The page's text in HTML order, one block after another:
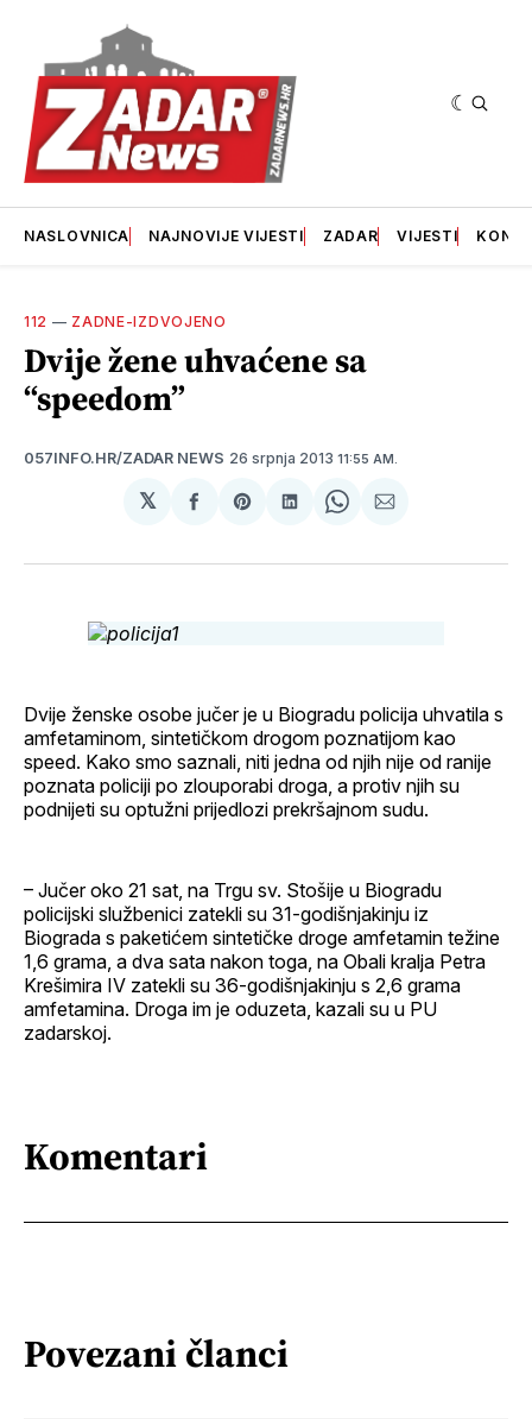
NASLOVNICA NAJNOVIJE VIJESTI ZADAR VIJESTI
112 — ZADNE-IZDVOJENO
Dvije žene uhvaćene sa
“speedom”
057INFO.HR/ZADAR NEWS 26 srpnja 2013 11:55 AM.
𝕏
podijeliSharepodijeliSharepodijeli
Dvije ženske osobe jučer je u Biogradu policija uhvatila s
amfetaminom, sintetičkom drogom poznatijom kao
speed. Kako smo saznali, niti jedna od njih nije od ranije
poznata policiji po zlouporabi droga, a protiv njih su
podnijeti su optužni prijedlozi prekršajnom sudu.
– Jučer oko 21 sat, na Trgu sv. Stošije u Biogradu
policijski službenici zatekli su 31-godišnjakinju iz
Biograda s paketićem sintetičke droge amfetamin težine
1,6 grama, a dva sata nakon toga, na Obali kralja Petra
Krešimira IV zatekli su 36-godišnjakinju s 2,6 grama
amfetamina. Droga im je oduzeta, kazali su u PU
zadarskoj.
Komentari
Povezani članci